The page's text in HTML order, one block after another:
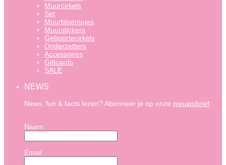
Muurcirkels
Set
Muurbloempjes
Muurstickers
Geboortecirkels
Onderzetters
Accessoires
Giftcards
SALE
NEWS
News, fun & facts lezen? Abonneer je op onze nieuwsbrief:
Naam
Email